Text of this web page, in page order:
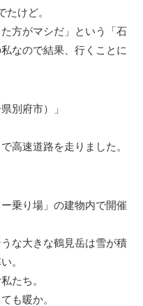
けど。
方がマシだ」という「石
なので結果、行くことに
別府市）」
高速道路を走りました。
乗り場」の建物内で開催
な大きな鶴見岳は雪が積
。
たち。
も暖か。